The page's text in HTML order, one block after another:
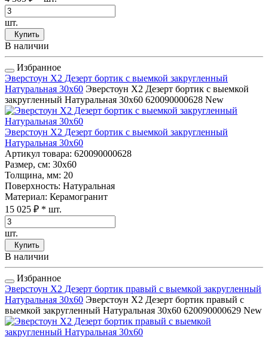
шт.
Купить
В наличии
Избранное
Эверстоун Х2 Дезерт бортик с выемкой закругленный
Натуральная 30x60 Эверстоун Х2 Дезерт бортик с выемкой
закругленный Натуральная 30x60 620090000628 New
Эверстоун Х2 Дезерт бортик с выемкой закругленный
Натуральная 30x60
Артикул товара: 620090000628
Размер, см: 30x60
Толщина, мм: 20
Поверхность: Натуральная
Материал: Керамогранит
15 025 ₽ * шт.
шт.
Купить
В наличии
Избранное
Эверстоун Х2 Дезерт бортик правый с выемкой закругленный
Натуральная 30x60 Эверстоун Х2 Дезерт бортик правый с
выемкой закругленный Натуральная 30x60 620090000629 New